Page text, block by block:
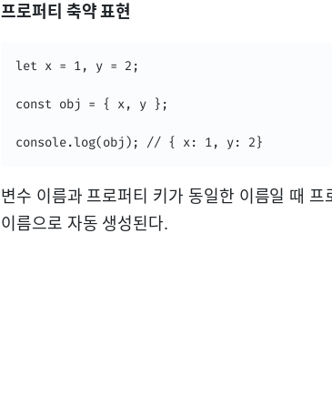
프로퍼티 축약 표현
let x = 1, y = 2;
const obj = { x, y };
console.log(obj); // { x: 1, y: 2}
변수 이름과 프로퍼티 키가 동일한 이름일 때
이름으로 자동 생성된다.